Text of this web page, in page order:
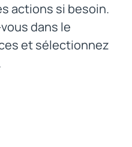
actions si besoin.
dans le
et sélectionnez